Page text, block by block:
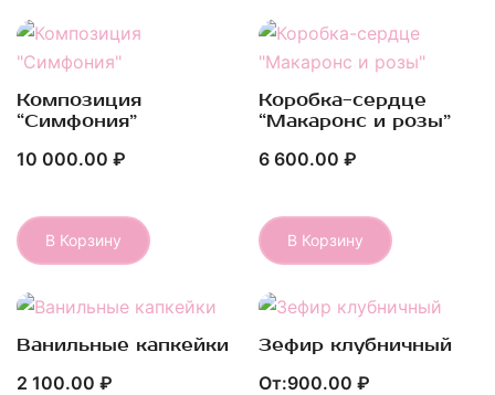
Быстрый Просмотр
Композиция
“Симфония”
10 000.00 ₽
В Корзину
Быстрый Просмотр
Коробка-сердце
“Макаронс и розы”
6 600.00 ₽
В Корзину
Быстрый Просмотр
Ванильные капкейки
2 100.00 ₽
Быстрый Просмотр
Зефир клубничный
От:900.00 ₽